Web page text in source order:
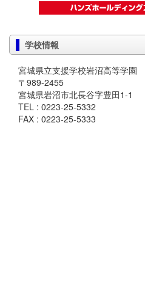
学校情報
宮城県立支援学校岩沼高等学園
〒989-2455
宮城県岩沼市北長谷字豊田1-1
TEL : 0223-25-5332
FAX : 0223-25-5333